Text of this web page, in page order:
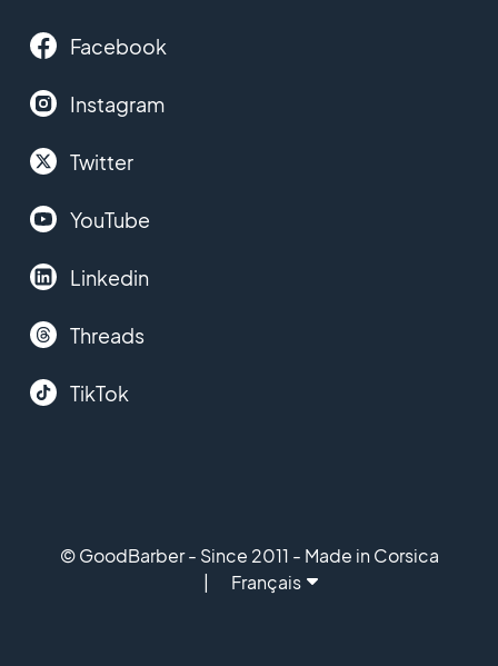
Facebook
Instagram
Twitter
YouTube
Linkedin
Threads
TikTok
© GoodBarber - Since 2011 - Made in Corsica
Français